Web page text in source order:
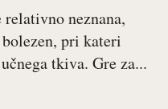
neznana,
pri kateri
tkiva. Gre za...